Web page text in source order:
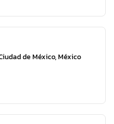
de México,México